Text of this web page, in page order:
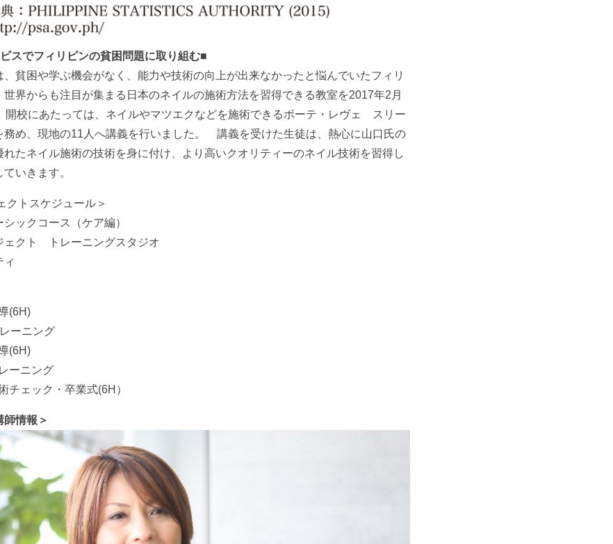
スでフィリピンの貧困問題に取り組む■
貧困や学ぶ機会がなく、能力や技術の向上が出来なかったと悩んでいたフィリ
世界からも注目が集まる日本のネイルの施術方法を習得できる教室を2017年2月
開校にあたっては、ネイルやマツエクなどを施術できるボーテ・レヴェ スリー
務め、現地の11人へ講義を行いました。 講義を受けた生徒は、熱心に山口氏の
たネイル施術の技術を身に付け、より高いクオリティーのネイル技術を習得し
いきます。
クトスケジュール＞
ックコース（ケア編）
ェクト トレーニングスタジオ
ィ
(6H)
ーニング
(6H)
ニング
ック・卒業式(6H）
師情報＞